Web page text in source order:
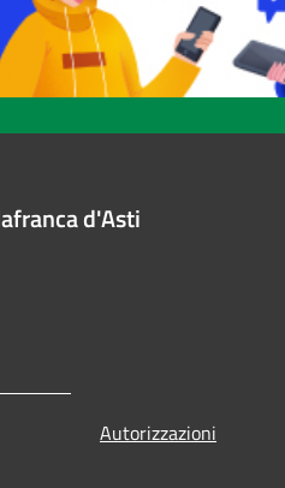
d'Asti
Autorizzazioni